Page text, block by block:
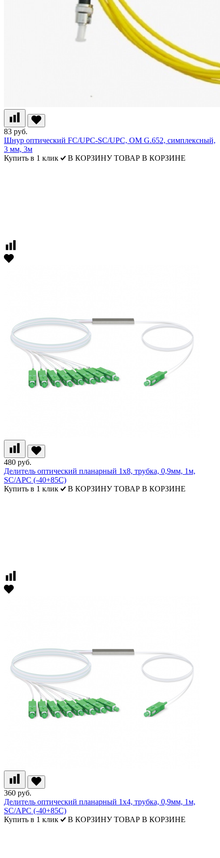
83 руб.
Шнур оптический FC/UPC-SC/UPC, ОМ G.652, симплексный,
3 мм, 3м
Купить в 1 клик
В КОРЗИНУ ТОВАР В КОРЗИНЕ
480 руб.
Делитель оптический планарный 1х8, трубка, 0,9мм, 1м,
SC/APC (-40+85С)
Купить в 1 клик
В КОРЗИНУ ТОВАР В КОРЗИНЕ
360 руб.
Делитель оптический планарный 1х4, трубка, 0,9мм, 1м,
SC/APC (-40+85С)
Купить в 1 клик
В КОРЗИНУ ТОВАР В КОРЗИНЕ